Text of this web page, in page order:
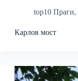
top10 Праги,
Карлов мост